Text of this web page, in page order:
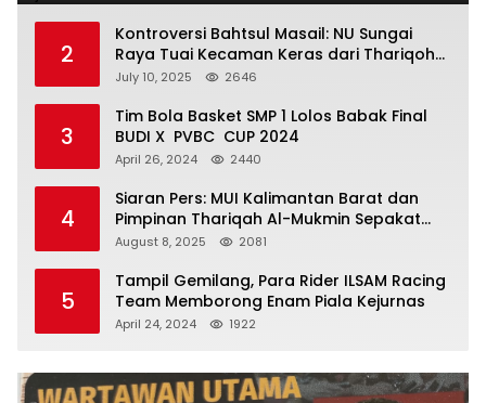
2
Kontroversi Bahtsul Masail: NU Sungai
Raya Tuai Kecaman Keras dari Thariqoh
Al Mu’min
July 10, 2025 2646
3
Tim Bola Basket SMP 1 Lolos Babak Final
BUDI X PVBC CUP 2024
April 26, 2024 2440
4
Siaran Pers: MUI Kalimantan Barat dan
Pimpinan Thariqah Al-Mukmin Sepakat
Jaga Umat
August 8, 2025 2081
5
Tampil Gemilang, Para Rider ILSAM Racing
Team Memborong Enam Piala Kejurnas
April 24, 2024 1922